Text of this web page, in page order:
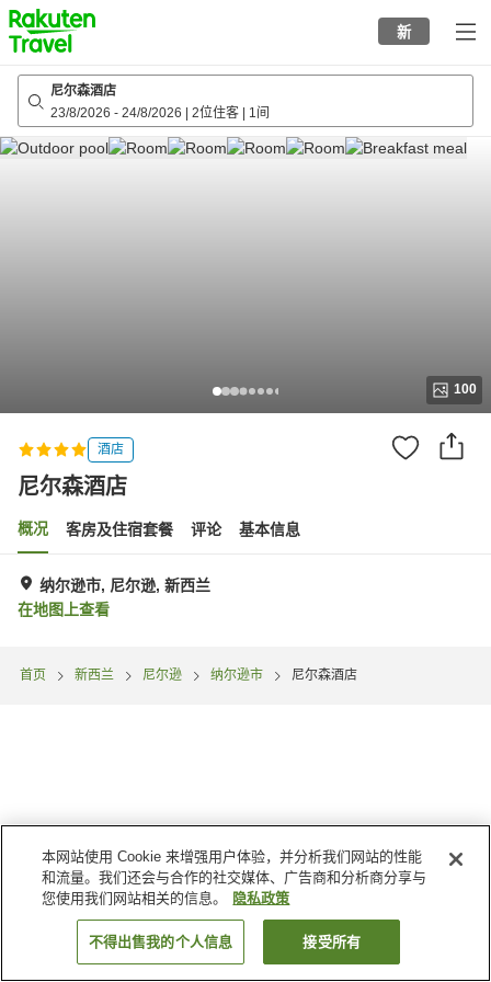
to
top
page
新
尼尔森酒店
23/8/2026 - 24/8/2026 2位住客 1间
100
酒店
尼尔森酒店
概况 客房及住宿套餐 评论 基本信息
纳尔逊市, 尼尔逊, 新西兰
在地图上查看
首页 新西兰 尼尔逊 纳尔逊市 尼尔森酒店
搜索客房
本网站使用 Cookie 来增强用户体验，并分析我们网站的性能
和流量。我们还会与合作的社交媒体、广告商和分析商分享与
您使用我们网站相关的信息。
隐私政策
不得出售我的个人信息 接受所有